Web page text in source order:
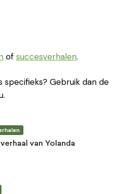
of succesverhalen.
specifieks? Gebruik dan de
van Yolanda